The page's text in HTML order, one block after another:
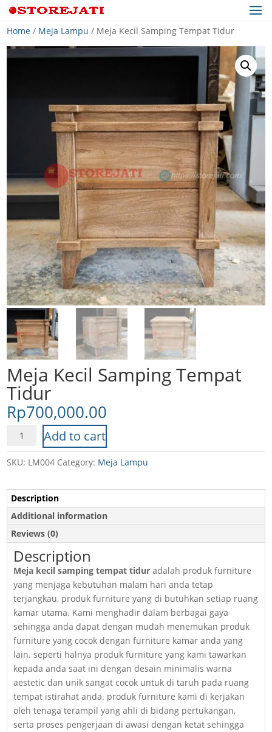
Home / Meja Lampu / Meja Kecil Samping Tempat Tidur
Meja Kecil Samping Tempat
Tidur
Rp700,000.00
Meja
Samping
Tidur
quantity
Add to cart
SKU: LM004 Category: Meja Lampu
Description
Additional information
Reviews (0)
Description
Meja kecil samping tempat tidur adalah produk furniture
yang menjaga kebutuhan malam hari anda tetap
terjangkau, produk furniture yang di butuhkan setiap ruang
kamar utama. Kami menghadir dalam berbagai gaya
sehingga anda dapat dengan mudah menemukan produk
furniture yang cocok dengan furniture kamar anda yang
lain. seperti halnya produk furniture yang kami tawarkan
kepada anda saat ini dengan desain minimalis warna
aestetic dan unik sangat cocok untuk di taruh pada ruang
tempat istirahat anda. produk furniture kami di kerjakan
oleh tenaga terampil yang ahli di bidang pertukangan,
serta proses pengerjaan di awasi dengan ketat sehingga